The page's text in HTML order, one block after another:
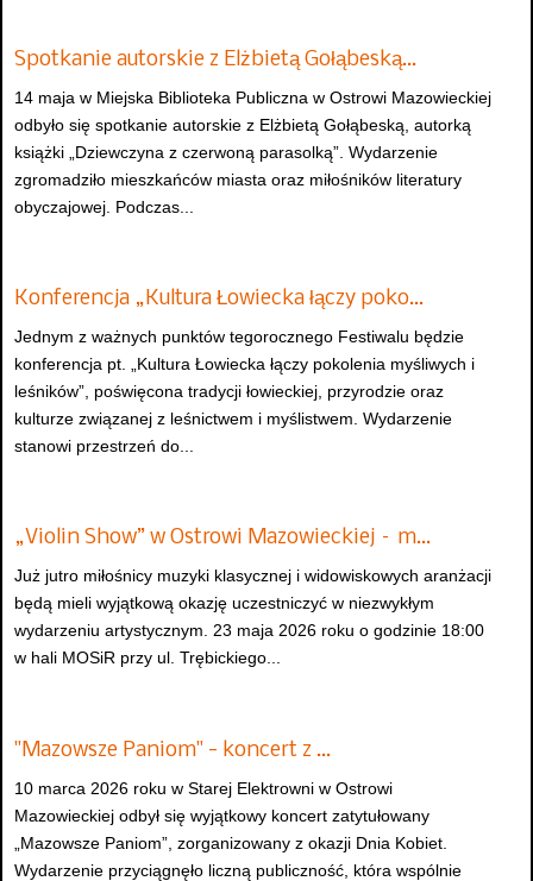
Spotkanie autorskie z Elżbietą Gołąbeską…
14 maja w Miejska Biblioteka Publiczna w Ostrowi Mazowieckiej
odbyło się spotkanie autorskie z Elżbietą Gołąbeską, autorką
książki „Dziewczyna z czerwoną parasolką”. Wydarzenie
zgromadziło mieszkańców miasta oraz miłośników literatury
obyczajowej. Podczas...
Konferencja „Kultura Łowiecka łączy poko…
Jednym z ważnych punktów tegorocznego Festiwalu będzie
konferencja pt. „Kultura Łowiecka łączy pokolenia myśliwych i
leśników”, poświęcona tradycji łowieckiej, przyrodzie oraz
kulturze związanej z leśnictwem i myślistwem. Wydarzenie
stanowi przestrzeń do...
„Violin Show” w Ostrowi Mazowieckiej – m…
Już jutro miłośnicy muzyki klasycznej i widowiskowych aranżacji
będą mieli wyjątkową okazję uczestniczyć w niezwykłym
wydarzeniu artystycznym. 23 maja 2026 roku o godzinie 18:00
w hali MOSiR przy ul. Trębickiego...
"Mazowsze Paniom" - koncert z …
10 marca 2026 roku w Starej Elektrowni w Ostrowi
Mazowieckiej odbył się wyjątkowy koncert zatytułowany
„Mazowsze Paniom”, zorganizowany z okazji Dnia Kobiet.
Wydarzenie przyciągnęło liczną publiczność, która wspólnie